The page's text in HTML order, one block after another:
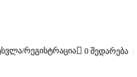
რეგისტრაცია 0 შედარება